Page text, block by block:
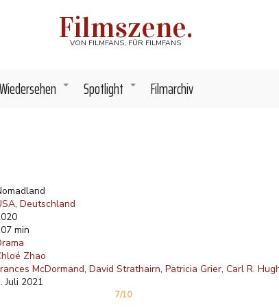
Filmszene.
VON FILMFANS, FÜR FILMFANS
+ +
Spotlight Filmarchiv
Deutschland
min
Zhao
McDormand David Strathairn Patricia Grier Carl R.
Juli 2021
7/10